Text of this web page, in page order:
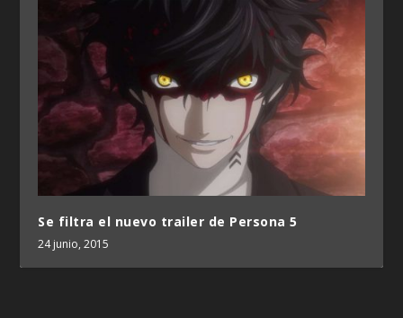
Se filtra el nuevo trailer de Persona 5
24 junio, 2015